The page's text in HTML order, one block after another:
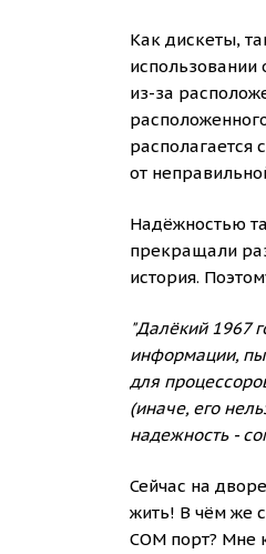
Как дискеты,
использовании
из-за
располагается
от
Надёжностью
прекращали
история.
"Далёкий 1967
информации,
для
(иначе, его
надежность -
Сейчас на
жить! В чём же
COM порт? Мне